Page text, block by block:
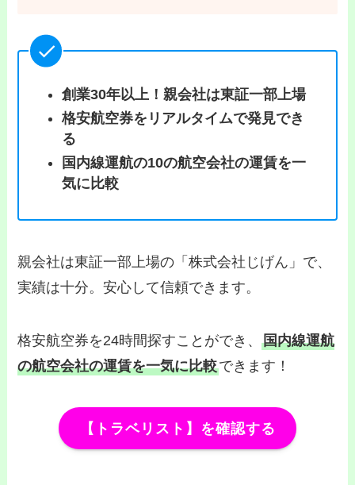
創業30年以上！親会社は東証一部上場
格安航空券をリアルタイムで発見でき
る
国内線運航の10の航空会社の運賃を一
気に比較
親会社は東証一部上場の「株式会社じげん」で、
実績は十分。安心して信頼できます。
格安航空券を24時間探すことができ、国内線運航
の航空会社の運賃を一気に比較できます！
【トラベリスト】を確認する